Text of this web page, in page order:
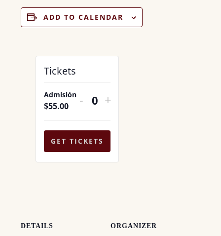
ADD TO CALENDAR
DETAILS ORGANIZER
Tickets
Admisión
$55.00
DECREASE
QUANTITY
FOR
ADMISIÓN
-
Q
u
a
n
t
INCREASE
QUANTITY
FOR
ADMISIÓN
+
GET TICKETS